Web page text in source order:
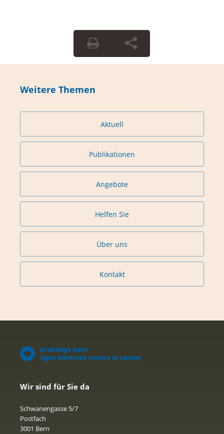
Weitere Themen
Aktuell
Publikationen
Angebote
Helfen Sie
Über uns
Kontakt
Wir sind für Sie da
Schwanengasse 5/7
Postfach
3001 Bern